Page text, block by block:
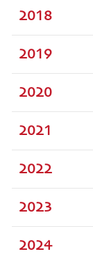
2018
2019
2020
2021
2022
2023
2024